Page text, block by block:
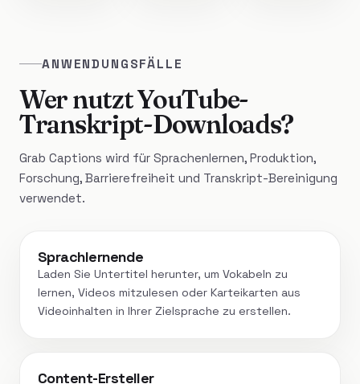
ANWENDUNGSFÄLLE
Wer nutzt YouTube-
Transkript-Downloads?
Grab Captions wird für Sprachenlernen, Produktion,
Forschung, Barrierefreiheit und Transkript-Bereinigung
verwendet.
Sprachlernende
Laden Sie Untertitel herunter, um Vokabeln zu
lernen, Videos mitzulesen oder Karteikarten aus
Videoinhalten in Ihrer Zielsprache zu erstellen.
Content-Ersteller